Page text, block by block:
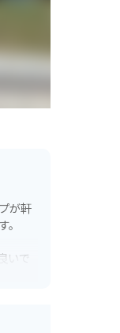
が軒
いで
事